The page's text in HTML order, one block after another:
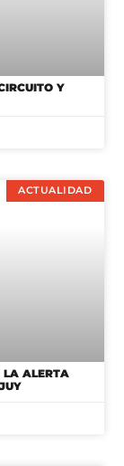
Y
ACTUALIDAD
LA ALERTA